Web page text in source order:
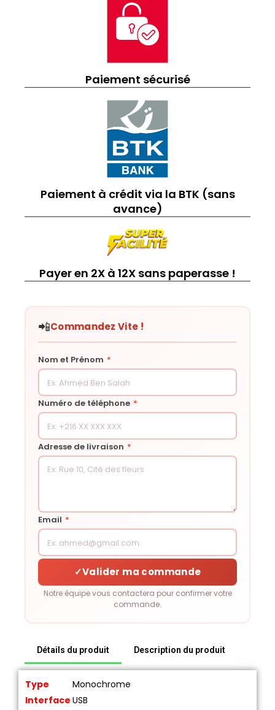
Paiement sécurisé
Paiement à crédit via la BTK (sans
avance)
Payer en 2X à 12X sans paperasse !
📲Commandez Vite !
Nom et Prénom *
Numéro de téléphone *
Adresse de livraison *
Email *
✓Valider ma commande
Notre équipe vous contactera pour confirmer votre
commande.
Détails du produit Description du produit
Type
Monochrome
Interface USB